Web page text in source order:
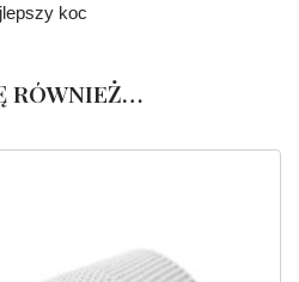
koc
RÓWNIEŻ…